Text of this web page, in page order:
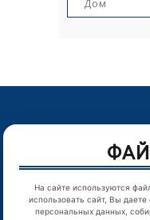
Пролетарская
Цитирование в
только
На сайте используются
использовать сайт, Вы даете
персональных данных,